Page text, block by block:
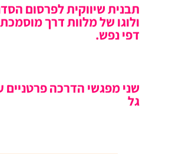
תבנית שיווקית לפרסום
ולוגו של מלוות דרך
דפי נפש.
שני מפגשי הדרכה פרטניים
גל